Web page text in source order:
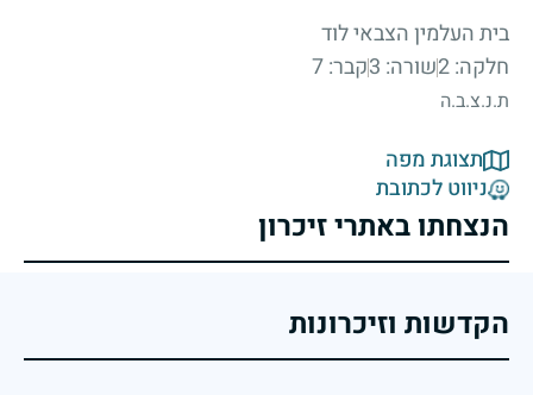
בית העלמין הצבאי לוד
חלקה: 2
שורה: 3 קבר: 7
ת.נ.צ.ב.ה
תצוגת מפה
ניווט לכתובת
הנצחתו באתרי זיכרון
הקדשות וזיכרונות